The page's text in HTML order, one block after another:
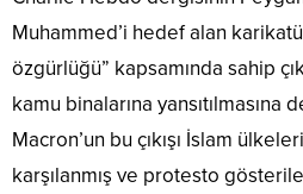
Muhammed’i hedef alan
özgürlüğü” kapsamında sahip
kamu binalarına yansıtılmasına
Macron’un bu çıkışı İslam
karşılanmış ve protesto